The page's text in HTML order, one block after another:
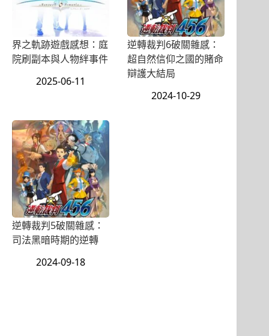
界之軌跡遊戲感想：庭
院刷副本與人物絆事件
2025-06-11
逆轉裁判6破關雜感：
超自然信仰之國的賭命
辯護大結局
2024-10-29
逆轉裁判5破關雜感：
司法黑暗時期的逆轉
2024-09-18